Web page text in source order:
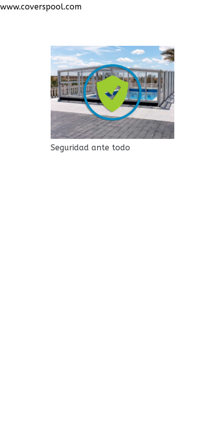
www.coverspool.com
Seguridad ante todo